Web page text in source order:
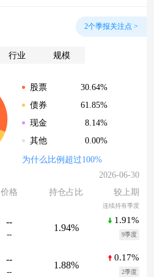
2个季报关注点 >
行业 规模
股票
30.64%
债券
61.85%
现金
8.14%
其他
0.00%
为什么比例超过100%
2026-06-30
价格 持仓占比 较上期
连续持有季度
--
--
1.94%
1.91%
9季度
--
--
1.88%
0.17%
2季度